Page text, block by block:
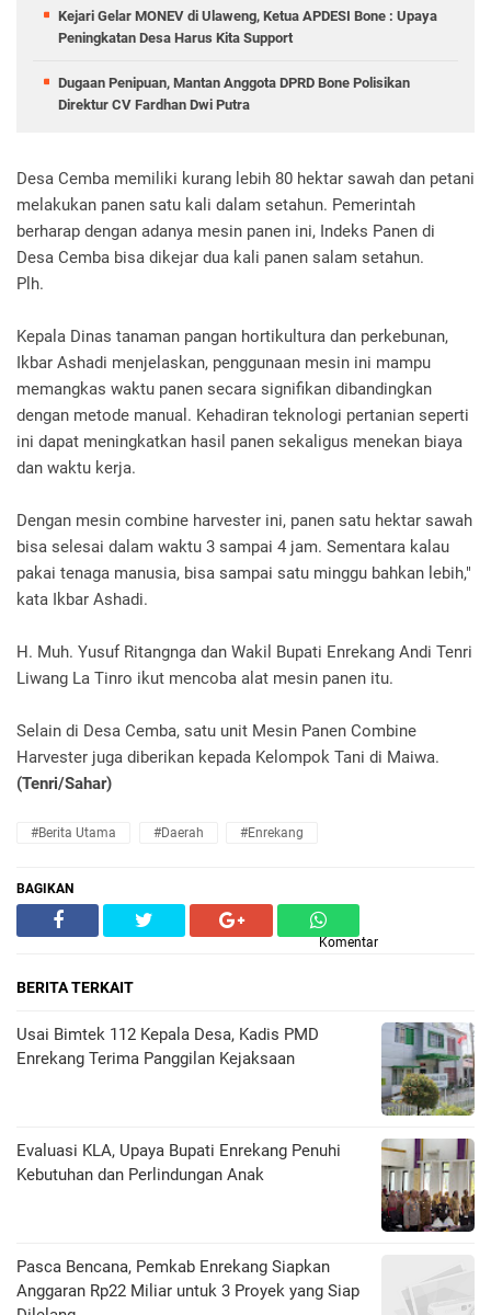
Kejari Gelar MONEV di Ulaweng, Ketua APDESI Bone : Upaya
Peningkatan Desa Harus Kita Support
Dugaan Penipuan, Mantan Anggota DPRD Bone Polisikan
Direktur CV Fardhan Dwi Putra
Desa Cemba memiliki kurang lebih 80 hektar sawah dan petani
melakukan panen satu kali dalam setahun. Pemerintah
berharap dengan adanya mesin panen ini, Indeks Panen di
Desa Cemba bisa dikejar dua kali panen salam setahun.
Plh.
Kepala Dinas tanaman pangan hortikultura dan perkebunan,
Ikbar Ashadi menjelaskan, penggunaan mesin ini mampu
memangkas waktu panen secara signifikan dibandingkan
dengan metode manual. Kehadiran teknologi pertanian seperti
ini dapat meningkatkan hasil panen sekaligus menekan biaya
dan waktu kerja.
Dengan mesin combine harvester ini, panen satu hektar sawah
bisa selesai dalam waktu 3 sampai 4 jam. Sementara kalau
pakai tenaga manusia, bisa sampai satu minggu bahkan lebih,"
kata Ikbar Ashadi.
H. Muh. Yusuf Ritangnga dan Wakil Bupati Enrekang Andi Tenri
Liwang La Tinro ikut mencoba alat mesin panen itu.
Selain di Desa Cemba, satu unit Mesin Panen Combine
Harvester juga diberikan kepada Kelompok Tani di Maiwa.
(Tenri/Sahar)
#Berita Utama #Daerah #enrekang
BAGIKAN
Komentar
BERITA TERKAIT
Usai Bimtek 112 Kepala Desa, Kadis PMD
Enrekang Terima Panggilan Kejaksaan
Evaluasi KLA, Upaya Bupati Enrekang Penuhi
Kebutuhan dan Perlindungan Anak
Pasca Bencana, Pemkab Enrekang Siapkan
Anggaran Rp22 Miliar untuk 3 Proyek yang Siap